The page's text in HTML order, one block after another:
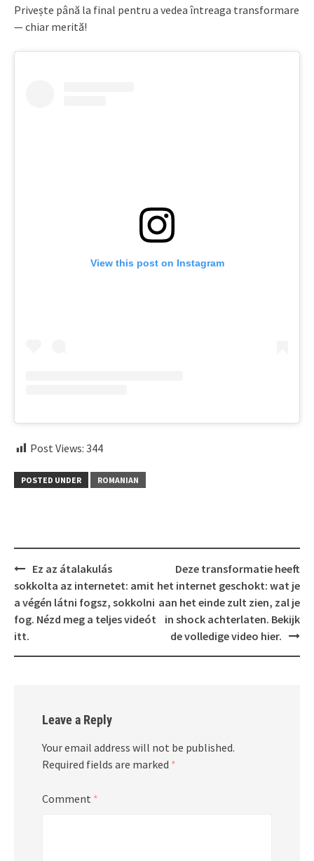
Privește până la final pentru a vedea întreaga transformare
— chiar merită!
View this post on Instagram
Post Views: 344
POSTED UNDER ROMANIAN
Post
navigation
Ez az átalakulás
sokkolta az internetet: amit
a végén látni fogsz, sokkolni
fog. Nézd meg a teljes videót
itt.
Deze transformatie heeft
het internet geschokt: wat je
aan het einde zult zien, zal je
in shock achterlaten. Bekijk
de volledige video hier.
Leave a Reply
Your email address will not be published.
Required fields are marked *
Comment *